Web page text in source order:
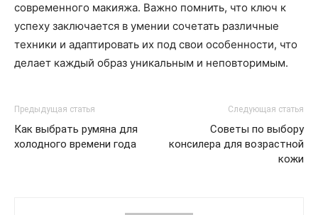
современного макияжа. Важно помнить, что ключ к
успеху заключается в умении сочетать различные
техники и адаптировать их под свои особенности, что
делает каждый образ уникальным и неповторимым.
Предыдущая статья
Как выбрать румяна для
холодного времени года
Следующая статья
Советы по выбору
консилера для возрастной
кожи